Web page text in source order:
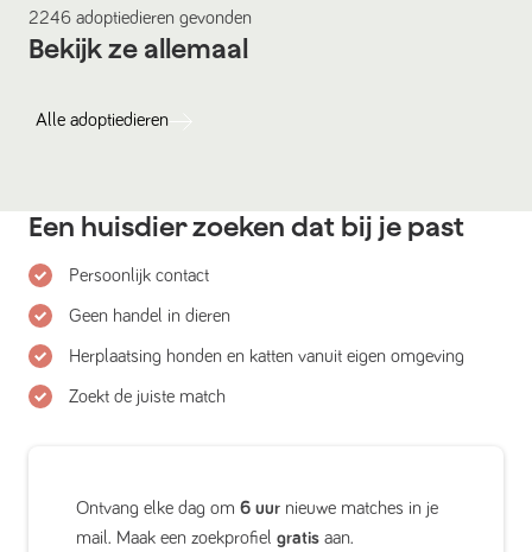
2246 adoptiedieren gevonden
Bekijk ze allemaal
Alle adoptiedieren
Een huisdier zoeken dat bij je past
Persoonlijk contact
Geen handel in dieren
Herplaatsing honden en katten vanuit eigen omgeving
Zoekt de juiste match
Ontvang elke dag om 6 uur nieuwe matches in je
mail. Maak een zoekprofiel gratis aan.